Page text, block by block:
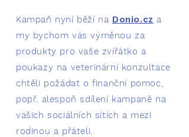
Kampaň nyní běží na Donio.cz a
my bychom vás výměnou za
produkty pro vaše zvířátko a
poukazy na veterinární konzultace
chtěli požádat o finanční pomoc,
popř. alespoň sdílení kampaně na
vašich sociálních sítích a mezi
rodinou a přáteli.